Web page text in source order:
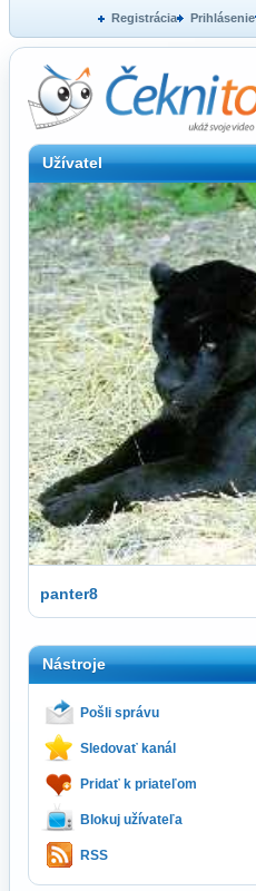
Registrácia Prihlásenie
Užívatel
panter8
Nástroje
Pošli správu
Sledovať kanál
Pridať k priateľom
Blokuj užívateľa
RSS